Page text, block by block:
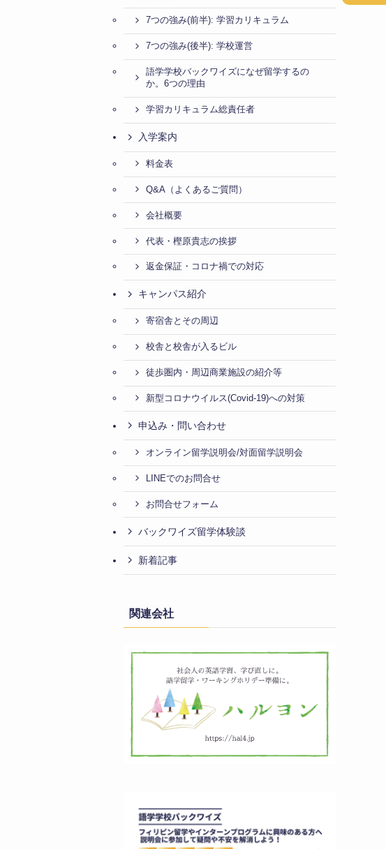
7つの強み(前半): 学習カリキュラム
7つの強み(後半): 学校運営
語学学校バックワイズになぜ留学するの
か。6つの理由
学習カリキュラム総責任者
入学案内
料金表
Q&A（よくあるご質問）
会社概要
代表・樫原貴志の挨拶
返金保証・コロナ禍での対応
キャンパス紹介
寄宿舎とその周辺
校舎と校舎が入るビル
徒歩圏内・周辺商業施設の紹介等
新型コロナウイルス(Covid-19)への対策
申込み・問い合わせ
オンライン留学説明会/対面留学説明会
LINEでのお問合せ
お問合せフォーム
バックワイズ留学体験談
新着記事
関連会社